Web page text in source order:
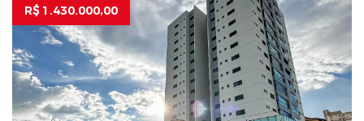
R$ 1.430.000,00